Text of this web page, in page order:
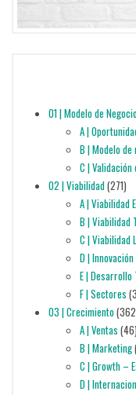
01 | Modelo de
A |
B | Modelo
C |
02 | Viabilidad(271)
A | Viabilidad
B | Viabilidad
C | Viabilidad
D |
E | Desarrollo
F | Sectores
03 | Crecimiento
A | Ventas (46)
B | Marketing
C | Growth –
D |